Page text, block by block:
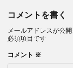
コメントを書く
メールアドレスが公
必須項目です
コメント ※